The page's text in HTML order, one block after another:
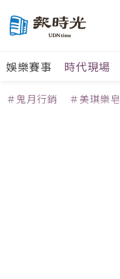
娛樂賽事 時代現場
＃鬼月行銷 ＃美琪樂皂